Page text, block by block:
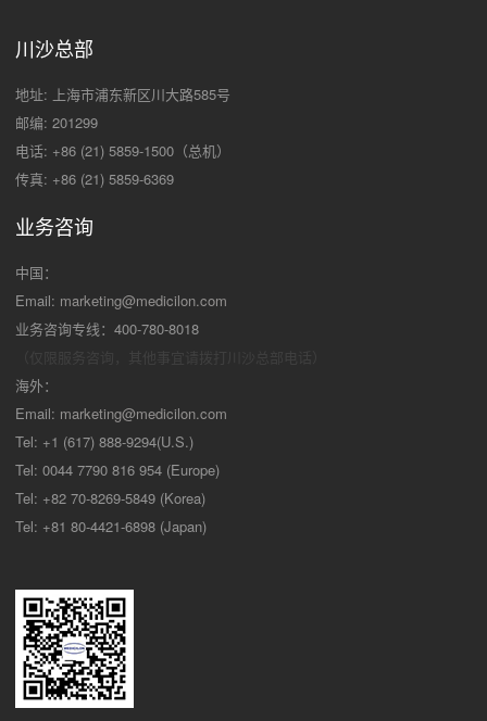
川沙总部
地址: 上海市浦东新区川大路585号
邮编: 201299
电话: +86 (21) 5859-1500（总机）
传真: +86 (21) 5859-6369
业务咨询
中国：
Email: marketing@medicilon.com
业务咨询专线：400-780-8018
海外：
Email: marketing@medicilon.com
Tel: +1 (617) 888-9294(U.S.)
Tel: 0044 7790 816 954 (Europe)
Tel: +82 70-8269-5849 (Korea)
Tel: +81 80-4421-6898 (Japan)